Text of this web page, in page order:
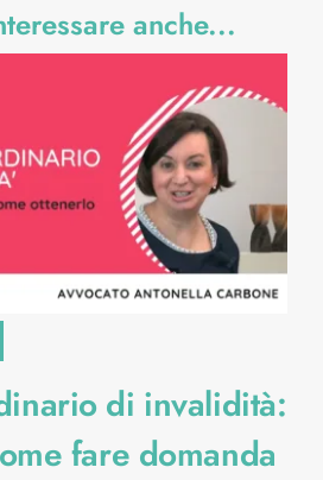
anche...
di invalidità:
fare domanda